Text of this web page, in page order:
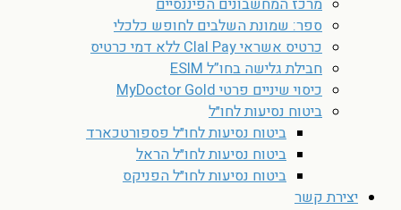
מרכז המחשבונים הפיננסיים
ספר: שמונת השלבים לחופש כלכלי
כרטיס אשראי Clal Pay ללא דמי כרטיס
חבילת גלישה בחו”ל ESIM
כיסוי שיניים פרטי MyDoctor Gold
ביטוח נסיעות לחו״ל
ביטוח נסיעות לחו״ל פספורטכארד
ביטוח נסיעות לחו״ל הראל
ביטוח נסיעות לחו״ל הפניקס
יצירת קשר